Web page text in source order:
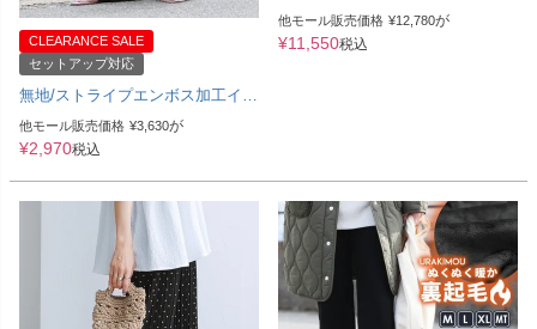
CLEARANCE SALE
セットアップ対応
無地/ストライプエンボス加工イー
便発送10
他モール販売価格 ¥3,630が
¥2,970税込
配便発送
他モール販売価格 ¥12,780が
¥11,550税込